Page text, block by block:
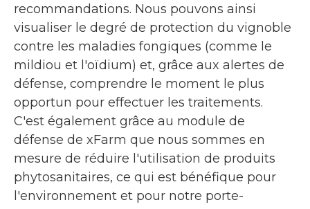
recommandations. Nous pouvons ainsi
visualiser le degré de protection du vignoble
contre les maladies fongiques (comme le
mildiou et l'oïdium) et, grâce aux alertes de
défense, comprendre le moment le plus
opportun pour effectuer les traitements.
C'est également grâce au module de
défense de xFarm que nous sommes en
mesure de réduire l'utilisation de produits
phytosanitaires, ce qui est bénéfique pour
l'environnement et pour notre porte-